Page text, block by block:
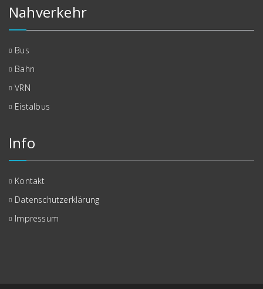
Nahverkehr
Bus
Bahn
VRN
Eistalbus
Info
Kontakt
Datenschutzerklärung
Impressum